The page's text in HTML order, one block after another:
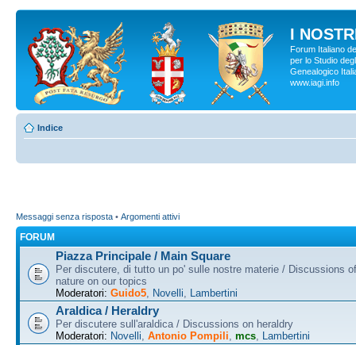
I
Forum Italiano
per lo Studio
Genealogico
www.iagi.info
Indice
Messaggi senza risposta • Argomenti attivi
FORUM
Piazza Principale / Main Square
Per discutere, di tutto un po' sulle nostre materie / Discussions
nature on our topics
Moderatori: Guido5 Novelli Lambertini
Araldica / Heraldry
Per discutere sull'araldica / Discussions on heraldry
Moderatori: Novelli Antonio Pompili mcs Lambertini